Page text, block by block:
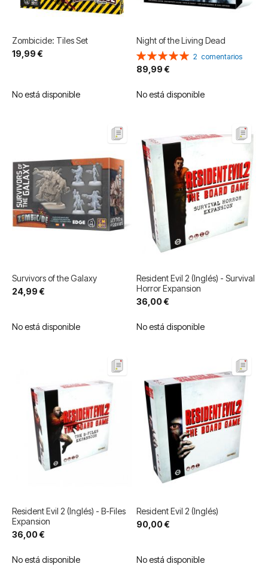
Zombicide: Tiles Set
19,99 €
No está disponible
Night of the Living Dead
Valoración:
100%
2 comentarios
89,99 €
No está disponible
Survivors of the Galaxy
24,99 €
No está disponible
Resident Evil 2 (Inglés) - Survival
Horror Expansion
36,00 €
No está disponible
Resident Evil 2 (Inglés) - B-Files
Expansion
36,00 €
No está disponible
Resident Evil 2 (Inglés)
90,00 €
No está disponible